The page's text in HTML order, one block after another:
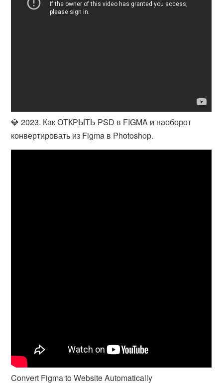
💎 2023. Как ОТКРЫТЬ PSD в FIGMA и наоборот
конвертировать из Figma в Photoshop.
Convert Figma to Website Automatically